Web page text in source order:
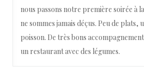
nous passons notre première soirée à
ne sommes jamais déçus. Peu de plats,
poisson. De très bons
un restaurant avec des légumes.